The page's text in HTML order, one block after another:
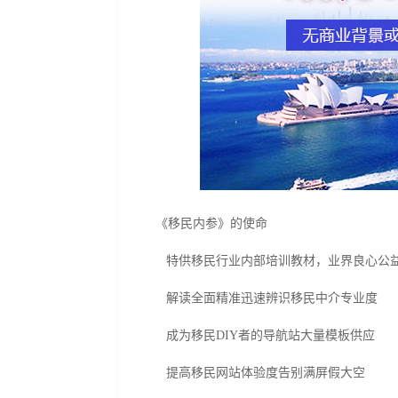
《移民内参》的使命
特供移民行业内部培训教材，业界良心公
解读全面精准迅速辨识移民中介专业度
成为移民DIY者的导航站大量模板供应
提高移民网站体验度告别满屏假大空